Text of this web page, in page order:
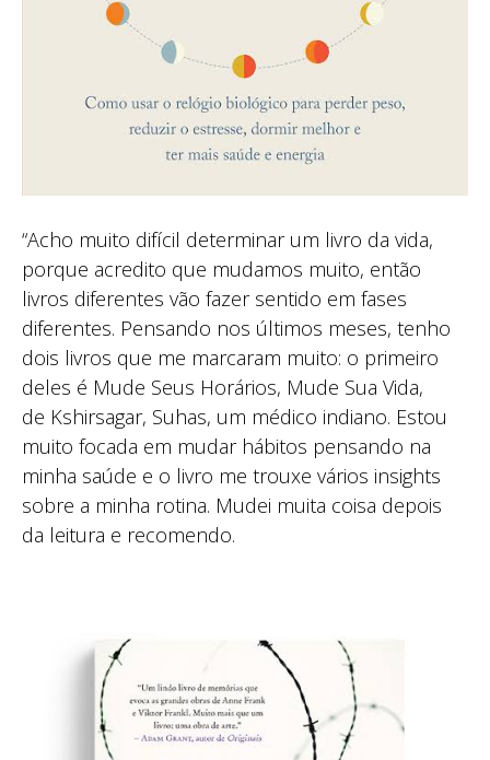
“Acho muito difícil determinar um livro da vida,
porque acredito que mudamos muito, então
livros diferentes vão fazer sentido em fases
diferentes. Pensando nos últimos meses, tenho
dois livros que me marcaram muito: o primeiro
deles é Mude Seus Horários, Mude Sua Vida,
de Kshirsagar, Suhas, um médico indiano. Estou
muito focada em mudar hábitos pensando na
minha saúde e o livro me trouxe vários insights
sobre a minha rotina. Mudei muita coisa depois
da leitura e recomendo.